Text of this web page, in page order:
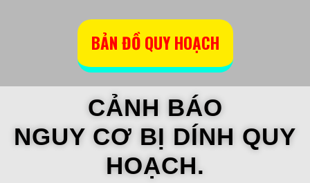
BẢN ĐỒ QUY HOẠCH
CẢNH BÁO
NGUY CƠ BỊ DÍNH QUY
HOẠCH.